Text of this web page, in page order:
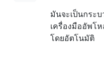
มันจะเป็นกระ
เครื่องมืออัพโ
โดยอัตโนมัติ